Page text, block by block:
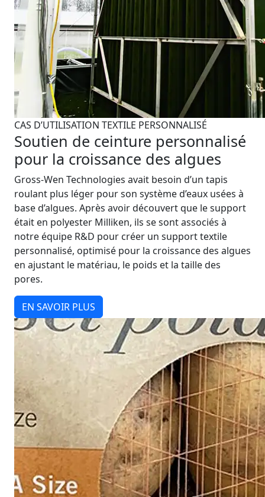
CAS D’UTILISATION TEXTILE PERSONNALISÉ
Soutien de ceinture personnalisé
pour la croissance des algues
Gross-Wen Technologies avait besoin d’un tapis
roulant plus léger pour son système d’eaux usées à
base d’algues. Après avoir découvert que le support
était en polyester Milliken, ils se sont associés à
notre équipe R&D pour créer un support textile
personnalisé, optimisé pour la croissance des algues
en ajustant le matériau, le poids et la taille des
pores.
EN SAVOIR PLUS